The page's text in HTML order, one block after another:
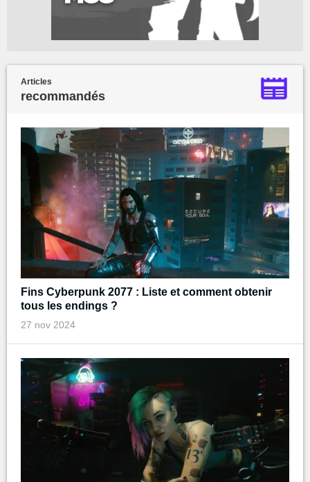
Articles
recommandés
Fins Cyberpunk 2077 : Liste et comment obtenir
tous les endings ?
27 nov 2024